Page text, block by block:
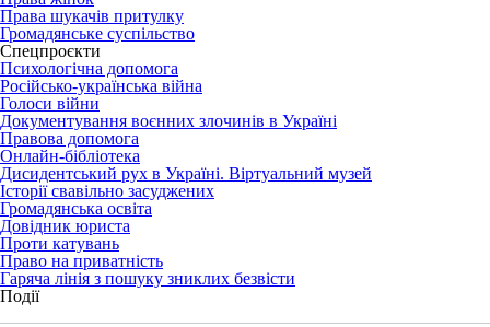
Права шукачів притулку
Громадянське суспільство
Спецпроєкти
Психологічна допомога
Російсько-українська війна
Голоси війни
Документування воєнних злочинів в Україні
Правова допомога
Онлайн-бібліотека
Дисидентський рух в Україні. Віртуальний музей
Історії свавільно засуджених
Громадянська освіта
Довідник юриста
Проти катувань
Право на приватність
Гаряча лінія з пошуку зниклих безвісти
Події